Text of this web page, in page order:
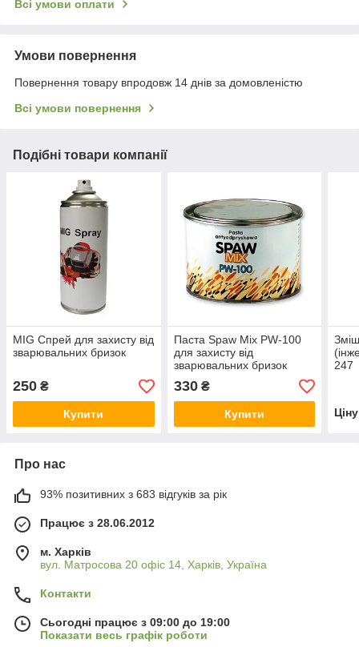
Всі умови оплати
Умови повернення
Повернення товару впродовж 14 днів за домовленістю
Всі умови повернення
Подібні товари компанії
MIG Спрей для захисту від
зварювальних бризок
250 ₴
Купити
Паста Spaw Mix PW-100
для захисту від
зварювальних бризок
330₴
Купити
247
Про нас
93% позитивних з 683 відгуків за рік
Працює з 28.06.2012
м. Харків
вул. Матросова 20 офіс 14, Харків, Україна
Контакти
Сьогодні працює з 09:00 до 19:00
Показати весь графік роботи